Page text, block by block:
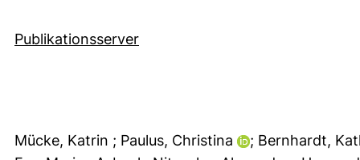
Publikationsserver
Mücke, Katrin ; Paulus, Christina
; Bernhardt,